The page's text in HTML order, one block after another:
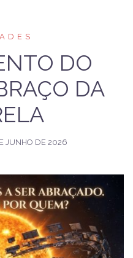
DO
DA
JUNHO DE 2026